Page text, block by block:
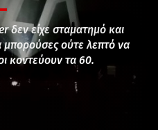
είχε σταματημό και
ούτε λεπτό να
κοντεύουν τα 60.